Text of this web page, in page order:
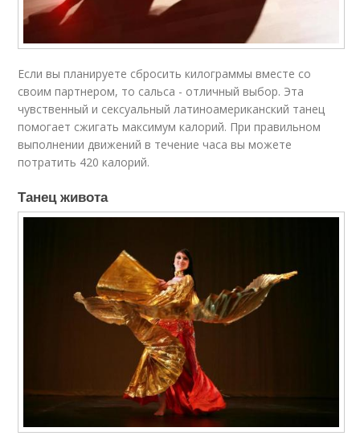
Если вы планируете сбросить килограммы вместе со
своим партнером, то сальса - отличный выбор. Эта
чувственный и сексуальный латиноамериканский танец
помогает сжигать максимум калорий. При правильном
выполнении движений в течение часа вы можете
потратить 420 калорий.
Танец живота